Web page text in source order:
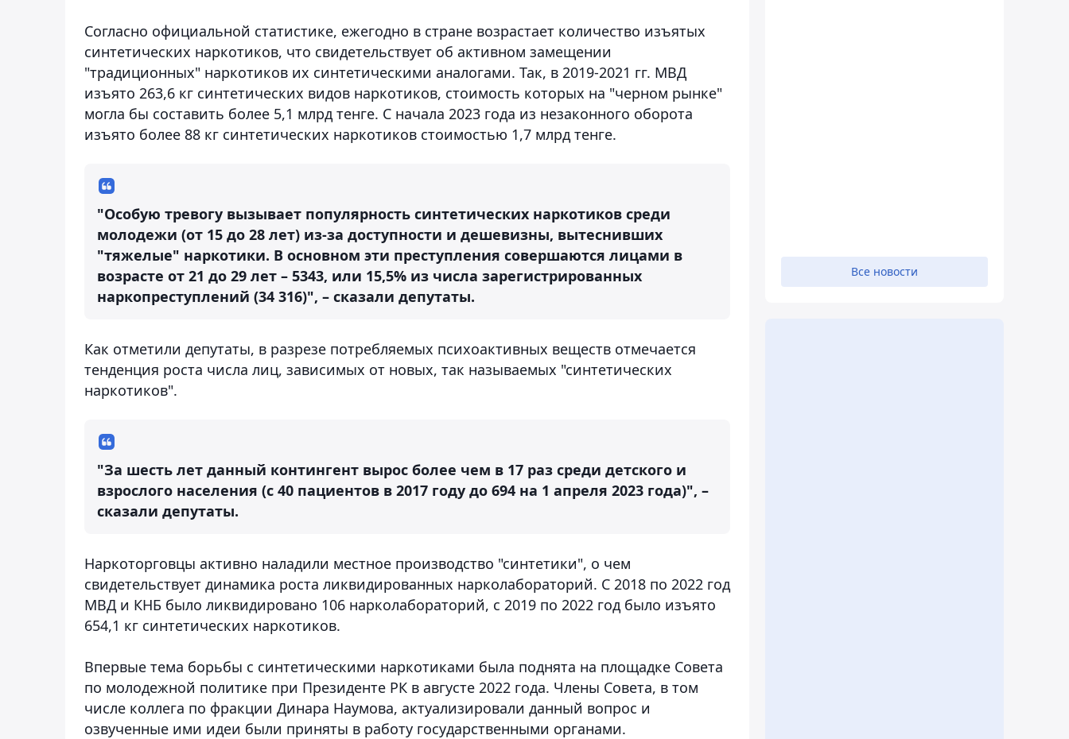
Согласно официальной статистике, ежегодно в стране возрастает количество изъятых
синтетических наркотиков, что свидетельствует об активном замещении
"традиционных" наркотиков их синтетическими аналогами. Так, в 2019-2021 гг. МВД
изъято 263,6 кг синтетических видов наркотиков, стоимость которых на "черном рынке"
могла бы составить более 5,1 млрд тенге. С начала 2023 года из незаконного оборота
изъято более 88 кг синтетических наркотиков стоимостью 1,7 млрд тенге.
"Особую тревогу вызывает популярность синтетических наркотиков среди
молодежи (от 15 до 28 лет) из-за доступности и дешевизны, вытеснивших
"тяжелые" наркотики. В основном эти преступления совершаются лицами в
возрасте от 21 до 29 лет – 5343, или 15,5% из числа зарегистрированных
наркопреступлений (34 316)", – сказали депутаты.
Как отметили депутаты, в разрезе потребляемых психоактивных веществ отмечается
тенденция роста числа лиц, зависимых от новых, так называемых "синтетических
наркотиков".
"За шесть лет данный контингент вырос более чем в 17 раз среди детского и
взрослого населения (с 40 пациентов в 2017 году до 694 на 1 апреля 2023 года)", –
сказали депутаты.
Наркоторговцы активно наладили местное производство "синтетики", о чем
свидетельствует динамика роста ликвидированных нарколабораторий. С 2018 по 2022 год
МВД и КНБ было ликвидировано 106 нарколабораторий, с 2019 по 2022 год было изъято
654,1 кг синтетических наркотиков.
Впервые тема борьбы с синтетическими наркотиками была поднята на площадке Совета
по молодежной политике при Президенте РК в августе 2022 года. Члены Совета, в том
числе коллега по фракции Динара Наумова, актуализировали данный вопрос и
озвученные ими идеи были приняты в работу государственными органами.
Все новости